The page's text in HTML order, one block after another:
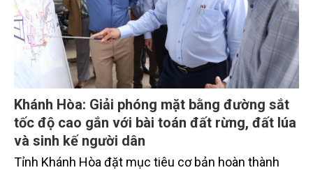
Khánh Hòa: Giải phóng mặt bằng đường sắt
tốc độ cao gắn với bài toán đất rừng, đất lúa
và sinh kế người dân
Tỉnh Khánh Hòa đặt mục tiêu cơ bản hoàn thành